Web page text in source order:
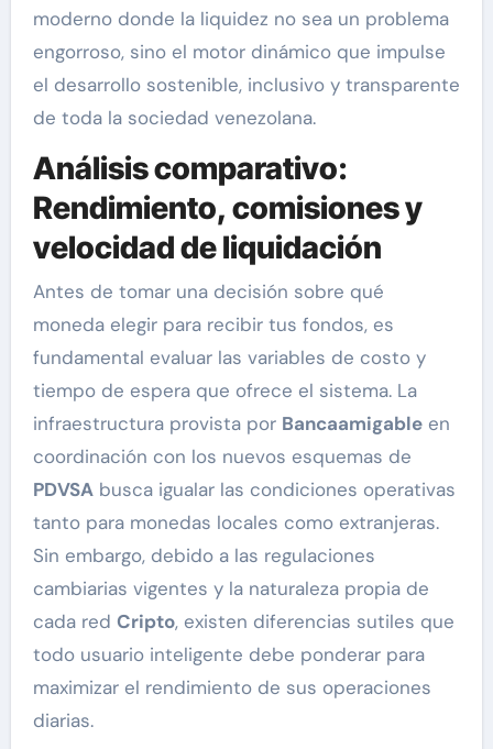
moderno donde la liquidez no sea un problema
engorroso, sino el motor dinámico que impulse
el desarrollo sostenible, inclusivo y transparente
de toda la sociedad venezolana.
Análisis comparativo:
Rendimiento, comisiones y
velocidad de liquidación
Antes de tomar una decisión sobre qué
moneda elegir para recibir tus fondos, es
fundamental evaluar las variables de costo y
tiempo de espera que ofrece el sistema. La
infraestructura provista por Bancaamigableen
coordinación con los nuevos esquemas de
PDVSAbusca igualar las condiciones operativas
tanto para monedas locales como extranjeras.
Sin embargo, debido a las regulaciones
cambiarias vigentes y la naturaleza propia de
cada red Cripto, existen diferencias sutiles que
todo usuario inteligente debe ponderar para
maximizar el rendimiento de sus operaciones
diarias.